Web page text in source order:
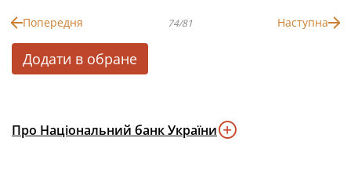
Попередня 74/81 Наступна
Додати в обране
Про Національний банк України